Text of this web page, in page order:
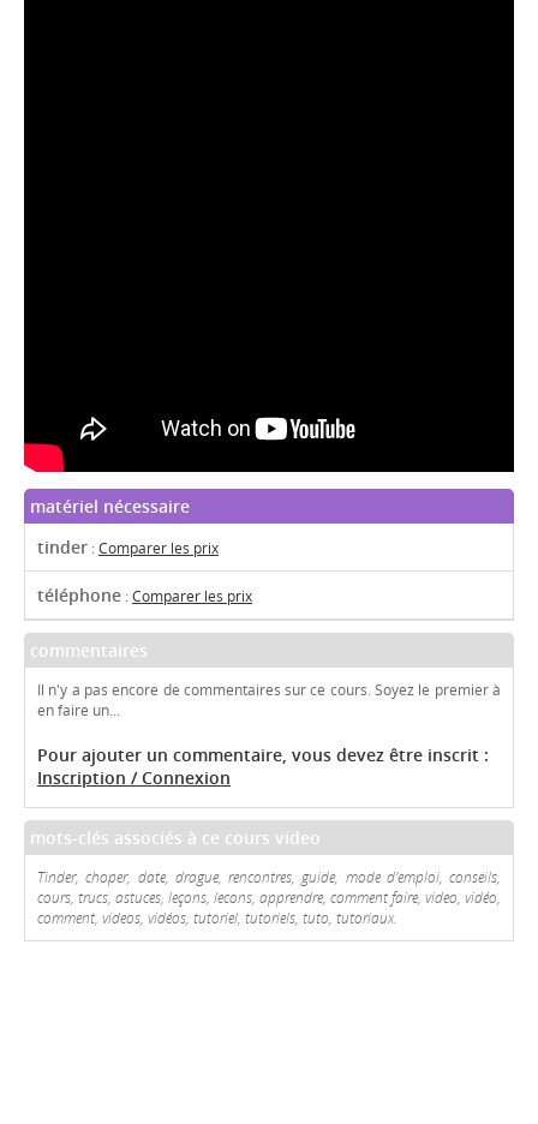
matériel nécessaire
tinder :Comparer les prix
téléphone :Comparer les prix
commentaires
Il n'y a pas encore de commentaires sur ce cours. Soyez le premier à
en faire un...
Pour ajouter un commentaire, vous devez être inscrit :
Inscription / Connexion
mots-clés associés à ce cours video
Tinder, choper, date, drague, rencontres, guide, mode d'emploi, conseils,
cours, trucs, astuces, leçons, lecons, apprendre, comment faire, video, vidéo,
comment, videos, vidéos, tutoriel, tutoriels, tuto, tutoriaux.